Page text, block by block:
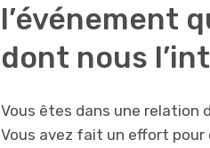
l’événement
dont nous
Vous êtes dans une relation
Vous avez fait un effort pour